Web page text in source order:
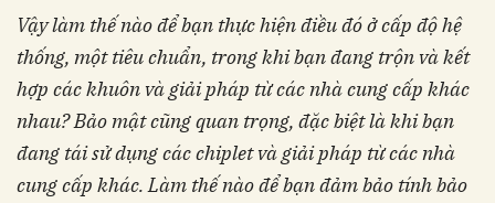
Vậy làm thếnào để bạn thực hiệnđiều đó ở cấp độ hệ
thống, một tiêu chuẩn, trong khi bạn đang trộn và kết
hợp các khuôn vàgiải pháp từ các nhà cung cấp khác
nhau? Bảomật cũng quan trọng, đặc biệt là khi bạn
đang tái sử dụng các chiplet và giải pháp từ các nhà
cung cấp khác. Làm thế nào để bạn đảm bảo tínhbảo